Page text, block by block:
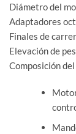
Diámetro del
Adaptadores
Finales de
Elevación de
Composición